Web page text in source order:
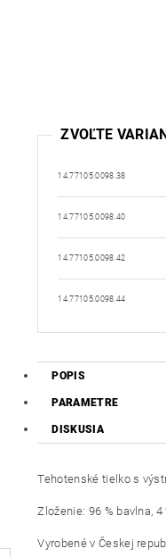
ZVOĽTE
14.77105.0098.38
14.77105.0098.40
14.77105.0098.42
14.77105.0098.44
POPIS
PARAMETRE
DISKUSIA
Tehotenské tielko s
Zloženie: 96 % bavlna, 4
Vyrobené v Českej